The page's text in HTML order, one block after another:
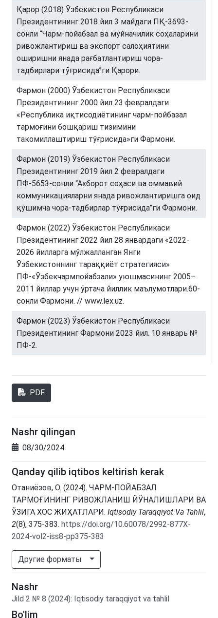
Қарор (2018) Ўзбекистон Республикаси
Президентининг 2018 йил 3 майдаги ПҚ-3693-
сонли “Чарм-пойабзал ва мўйначилик соҳаларини
ривожлантириш ва экспорт салоҳиятини
оширишни янада рағбатлантириш чора-
тадбирлари тўғрисида”ги Қарори.
Фармон (2000) Ўзбекистон Республикаси
Президентининг 2000 йил 23 февралдаги
«Республика иқтисодиётининг чарм-пойбазал
тармоғини бошқариш тизимини
такомиллаштириш тўғрисида»ги Фармони.
Фармон (2019) Ўзбекистон Республикаси
Президентининг 2019 йил 2 февралдаги
ПФ-5653-сонли “Ахборот соҳаси ва оммавий
коммуникацияларни янада ривожлантиришга оид
қўшимча чора-тадбирлар тўғрисида”ги Фармони.
Фармон (2022) Ўзбекистон Республикаси
Президентининг 2022 йил 28 январдаги «2022-
2026 йилларга мўлжалланган Янги
Ўзбекистоннинг тараққиёт стратегияси»
ПФ-«Ўзбекчармпойабзали» уюшмасининг 2005–
2011 йиллар учун ўртача йиллик маълумотлари.60-
сонли Фармони. // www.lex.uz.
Фармон (2023) Ўзбекистон Республикаси
Президентининг Фармони 2023 йил. 10 январь №
ПФ-2.
PDF
Nashr qilingan
08/30/2024
Qanday qilib iqtibos keltirish kerak
Отаниёзов, О. (2024). ЧАРМ-ПОЙАБЗАЛ
ТАРМОҒИНИНГ РИВОЖЛАНИШ ЙЎНАЛИШЛАРИ ВА
ЎЗИГА ХОС ЖИҲАТЛАРИ. Iqtisodiy Taraqqiyot Va Tahlil,
2(8), 375-383. https://doi.org/10.60078/2992-877X-
2024-vol2-iss8-pp375-383
Другие форматы
Nashr
Jild 2 № 8 (2024): Iqtisodiy taraqqiyot va tahlil
Bo'lim